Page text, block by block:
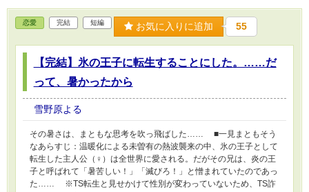
恋愛 完結 短編 お気に入りに追加 55
【完結】氷の王子に転生することにした。……だ
って、暑かったから
雪野原よる
その暑さは、まともな思考を吹っ飛ばした…… ■一見まともそう
なあらすじ：温暖化による未曽有の熱波襲来の中、氷の王子として
転生した主人公（♀）は全世界に愛される。だがその兄は、炎の王
子と呼ばれて「暑苦しい！」「滅びろ！」と憎まれていたのであっ
た…… ※TS転生と見せかけて性別が変わっていないため、TS詐